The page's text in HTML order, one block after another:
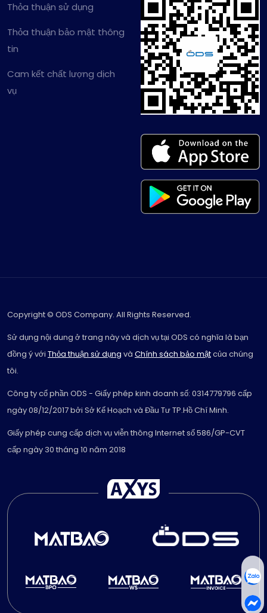
Thỏa thuận sử dụng
Thỏa thuận bảo mật thông
tin
Cam kết chất lượng dịch
vụ
Copyright © ODS Company. All Rights Reserved.
Sử dụng nội dung ở trang này và dịch vụ tại ODS có nghĩa là bạn
đồng ý với Thỏa thuận sử dụng và Chính sách bảo mậtcủa chúng
tôi.
Công ty cổ phần ODS - Giấy phép kinh doanh số: 0314779796 cấp
ngày 08/12/2017 bởi Sở Kế Hoạch và Đầu Tư TP.Hồ Chí Minh.
Giấy phép cung cấp dịch vụ viễn thông Internet số 586/GP-CVT
cấp ngày 30 tháng 10 năm 2018